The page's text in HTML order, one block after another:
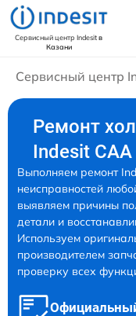
Сервисный центр Indesitв
Казани
Сервисный центр
Ремонт
Indesit
Выполняем ремонт
неисправностей
выявляем причины
детали и
Используем
производителем
проверку всех